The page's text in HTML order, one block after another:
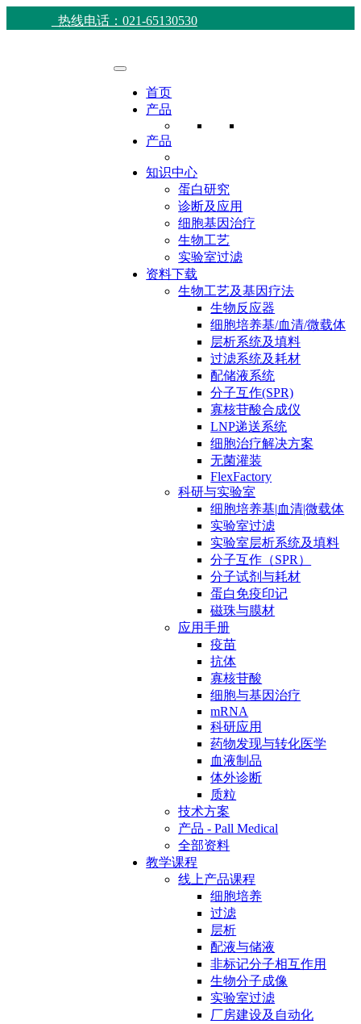
热线电话：021-65130530
首页
产品
产品
知识中心
蛋白研究
诊断及应用
细胞基因治疗
生物工艺
实验室过滤
资料下载
生物工艺及基因疗法
生物反应器
细胞培养基/血清/微载体
层析系统及填料
过滤系统及耗材
配储液系统
分子互作(SPR)
寡核苷酸合成仪
LNP递送系统
细胞治疗解决方案
无菌灌装
FlexFactory
科研与实验室
细胞培养基|血清|微载体
实验室过滤
实验室层析系统及填料
分子互作（SPR）
分子试剂与耗材
蛋白免疫印记
磁珠与膜材
应用手册
疫苗
抗体
寡核苷酸
细胞与基因治疗
mRNA
科研应用
药物发现与转化医学
血液制品
体外诊断
质粒
技术方案
产品 - Pall Medical
全部资料
教学课程
线上产品课程
细胞培养
过滤
层析
配液与储液
非标记分子相互作用
生物分子成像
实验室过滤
厂房建设及自动化